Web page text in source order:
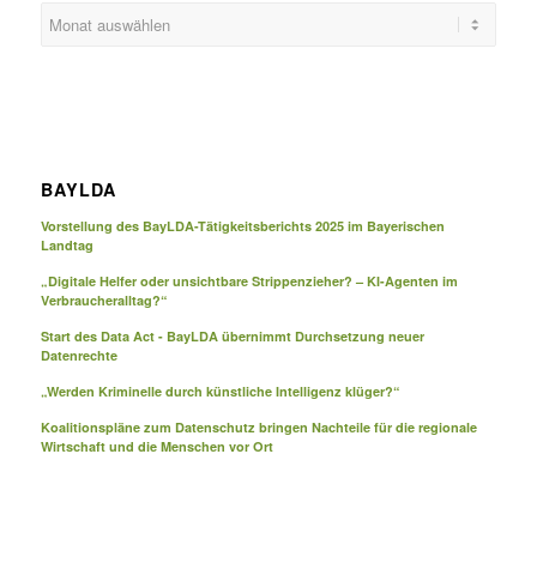
BAYLDA
Vorstellung des BayLDA-Tätigkeitsberichts 2025 im Bayerischen
Landtag
„Digitale Helfer oder unsichtbare Strippenzieher? – KI-Agenten im
Verbraucheralltag?“
Start des Data Act - BayLDA übernimmt Durchsetzung neuer
Datenrechte
„Werden Kriminelle durch künstliche Intelligenz klüger?“
Koalitionspläne zum Datenschutz bringen Nachteile für die regionale
Wirtschaft und die Menschen vor Ort